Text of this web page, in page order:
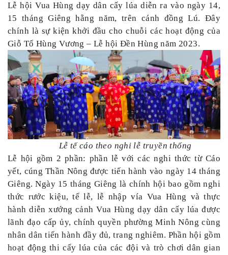
Lễ hội Vua Hùng dạy dân cấy lúa diễn ra vào ngày 14,
15 tháng Giêng hằng năm, trên cánh đồng Lú. Đây
chính là sự kiện khởi đầu cho chuỗi các hoạt động của
Giỗ Tổ Hùng Vương – Lễ hội Đền Hùng năm 2023.
Lễ tế cáo theo nghi lễ truyền thống
Lễ hội gồm 2 phần: phần lễ với các nghi thức từ Cáo
yết, cúng Thần Nông được tiến hành vào ngày 14 tháng
Giêng. Ngày 15 tháng Giêng là chính hội bao gồm nghi
thức rước kiệu, tế lễ, lễ nhập vía Vua Hùng và thực
hành diễn xướng cảnh Vua Hùng dạy dân cấy lúa được
lãnh đạo cấp ủy, chính quyền phường Minh Nông cùng
nhân dân tiến hành đầy đủ, trang nghiêm. Phần hội gồm
hoạt động thi cấy lúa của các đội và trò chơi dân gian